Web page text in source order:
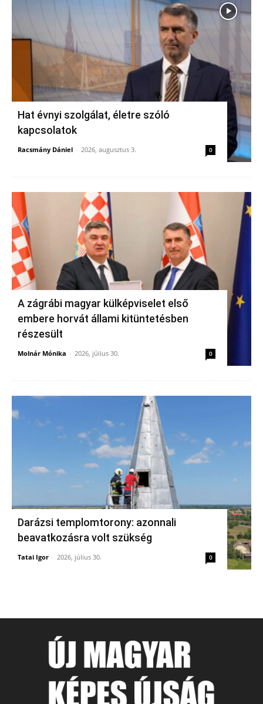
Hat évnyi szolgálat, életre szóló
kapcsolatok
Racsmány Dániel - 2026, augusztus 3. 0
A zágrábi magyar külképviselet első
embere horvát állami kitüntetésben
részesült
Molnár Mónika - 2026, július 30. 0
Darázsi templomtorony: azonnali
beavatkozásra volt szükség
Tatai Igor - 2026, július 30. 0